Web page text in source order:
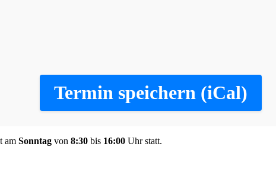
Termin speichern (iCal)
am Sonntag von 8:30 bis 16:00 Uhr statt.